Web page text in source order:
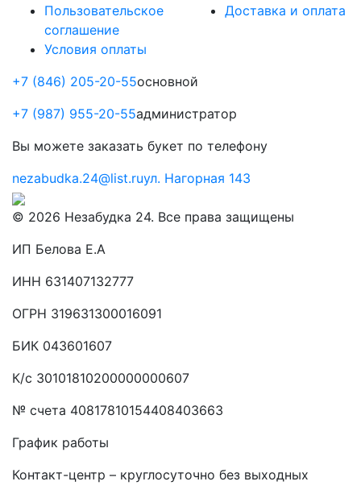
Пользовательское
соглашение
Условия оплаты
Доставка и оплата
+7 (846) 205-20-55основной
+7 (987) 955-20-55администратор
Вы можете заказать букет по телефону
nezabudka.24@list.ruул. Нагорная 143
© 2026 Незабудка 24. Все права защищены
ИП Белова Е.А
ИНН 631407132777
ОГРН 319631300016091
БИК 043601607
К/с 30101810200000000607
№ счета 40817810154408403663
График работы
Контакт-центр – круглосуточно без выходных